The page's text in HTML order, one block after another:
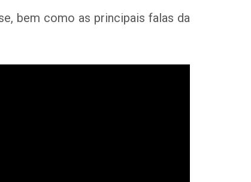
bem como as principais falas da